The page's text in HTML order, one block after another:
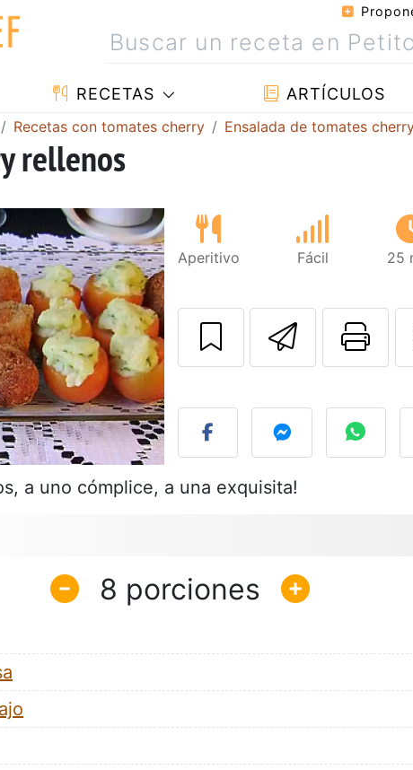
RECETAS ARTÍCULOS
Recetas con tomates cherry Ensalada de tomates
rellenos
Aperitivo Fácil 25
Enviar
a uno cómplice, a una exquisita!
8
ajo